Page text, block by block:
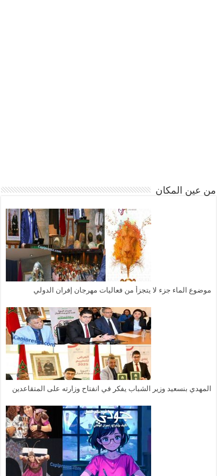
عين المكان
الماء جزء لا يتجزأ من فعاليات مهرجان إفران الدولي
بنسعيد وزير الشباب يفكر في انفتاح وزارته على المتقاعدين